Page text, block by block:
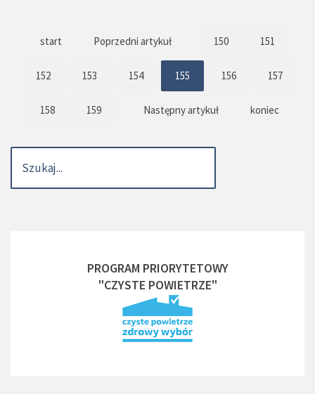
start Poprzedni artykuł 150 151
152 153 154 155 156 157
158 159 Następny artykuł koniec
PROGRAM PRIORYTETOWY
"CZYSTE POWIETRZE"